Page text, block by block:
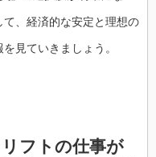
、経済的な安定と理想の
見ていきましょう。
フトの仕事が